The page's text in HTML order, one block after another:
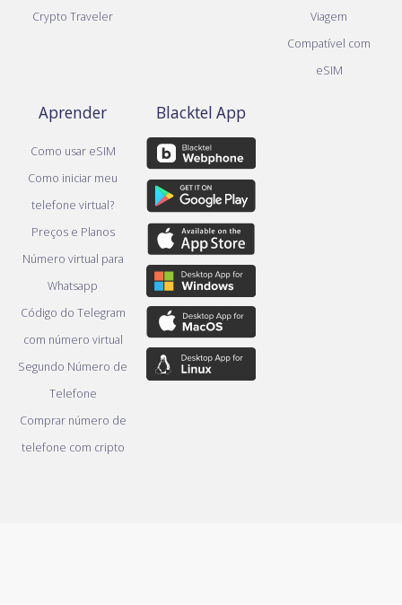
Crypto Traveler
Viagem
Compatível com
eSIM
Aprender
Como usar eSIM
Como iniciar meu
telefone virtual?
Preços e Planos
Número virtual para
Whatsapp
Código do Telegram
com número virtual
Segundo Número de
Telefone
Comprar número de
telefone com cripto
Blacktel App